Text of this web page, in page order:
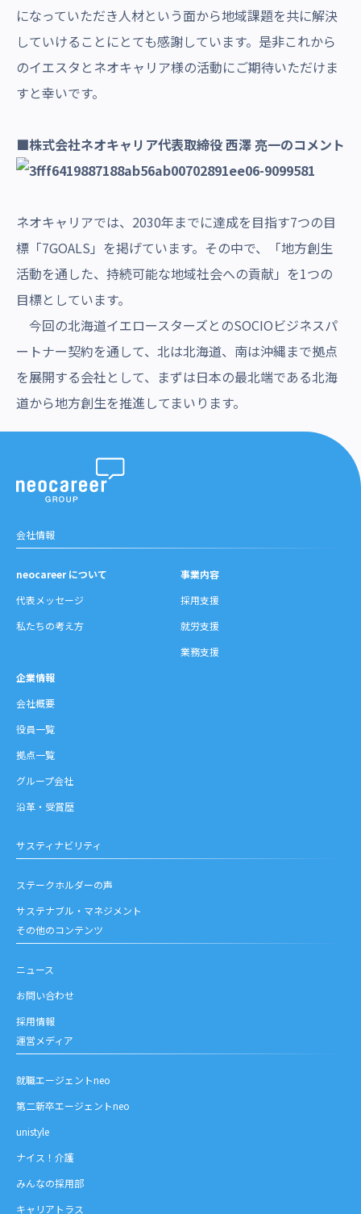
になっていただき人材という面から地域課題を共に解決
していけることにとても感謝しています。是非これから
のイエスタとネオキャリア様の活動にご期待いただけま
すと幸いです。
■株式会社ネオキャリア代表取締役 西澤 亮一のコメント
ネオキャリアでは、2030年までに達成を目指す7つの目
標「7GOALS」を掲げています。その中で、「地方創生
活動を通した、持続可能な地域社会への貢献」を1つの
目標としています。
今回の北海道イエロースターズとのSOCIOビジネスパ
ートナー契約を通して、北は北海道、南は沖縄まで拠点
を展開する会社として、まずは日本の最北端である北海
道から地方創生を推進してまいります。
会社情報
neocareer について
代表メッセージ
私たちの考え方
事業内容
採用支援
就労支援
業務支援
企業情報
会社概要
役員一覧
拠点一覧
グループ会社
沿革・受賞歴
サスティナビリティ
ステークホルダーの声
サステナブル・マネジメント
その他のコンテンツ
ニュース
お問い合わせ
採用情報
運営メディア
就職エージェントneo
第二新卒エージェントneo
unistyle
ナイス！介護
みんなの採用部
キャリアトラス